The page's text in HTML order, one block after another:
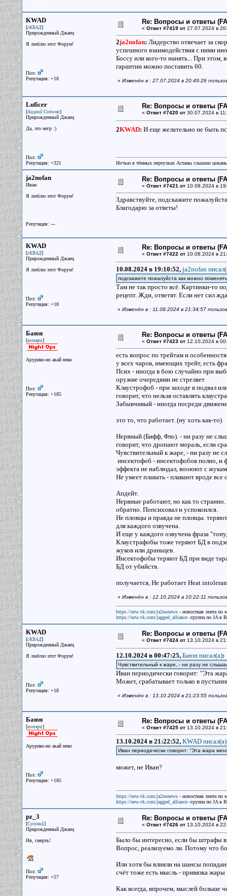
KWAD
[сКВАД]
Прирожденный Джаец
Я люблю этот Форум!
Пол:
Репутация: +18
Re: Вопросы и ответы
« Ответ #7419 от27.07.2024 в
2ja2nofan: Лидерство отвечает за
успешного взаимодействия с ними
Боссу или кого-то нанять... При этом,
гарантии можно поставить 60.
« Изменён в : 27.07.2024 в 20:49:26
Luficer
[Аццкий Сотона]
Прирожденный Джаец
Да, это негр :)
Пол:
Репутация: +321
Re: Вопросы и ответы
« Ответ #7420 от30.07.2024 в
2KWAD: И еще желательно не быть
Ночью в тёмных переулках Астаны слышно
ja2nofan
Иван
Я люблю этот Форум!
Репутация: ---
Re: Вопросы и ответы
« Ответ #7421 от10.08.2024 в
Здравствуйте, подскажите
Благодарю за ответы!
KWAD
[сКВАД]
Прирожденный Джаец
Я люблю этот Форум!
Пол:
Репутация: +18
Re: Вопросы и ответы
« Ответ #7422 от10.08.2024 в
10.08.2024 в 19:10:52, ja2nofan
подскажите пожалуйста как можно
Там не так просто всё. Картинки-то
рецепт. Жди, ответят. Если нет сил
« Изменён в : 11.08.2024 в 21:34:57
Баюн
[котяра]
Арурико-но акай неко
Пол:
Репутация: +185
Re: Вопросы и ответы
« Ответ #7423 от12.10.2024 в
есть вопрос по трейтам и
у всех чаров, имеющих трейт, есть
Псих - иногда в бою случайно при
оружие очередями не стреляет
Клаустрофоб - при заходе в подвал
говорит, что нельзя оставлять
Забывчивый - иногда посреди
это то, что работает. (ну хоть как-то)
Нервный (Бифф, Фло). - ни разу не
говорит, что дропают мораль, если
Чувствительный к жаре, - ни разу не
инсектофоб - инсектофобов полно, и
эффекта не наблюдал, вооюют с
Не умеет плавать - плавают вроде все
Апдейт.
Нервные работают, но как то
обратно. Попсиховал и успокоился.
Не пловцы и правда не пловцы.
для каждого озвучена.
И еще у каждого озвучена фраза
Клаустрафобы тоже теряют БД в
жуков или драньцев.
Инсектофобы теряют БД при виде
БД от убийств.
получается, Не работает Heat
« Изменён в : 12.10.2024 в 10:22:11
https://new.vk.com/ja2nonews- новостная лента по
https://new.vk.com/jagged_alliance-группа по JA в
KWAD
[сКВАД]
Прирожденный Джаец
Я люблю этот Форум!
Пол:
Репутация: +18
Re: Вопросы и ответы
« Ответ #7424 от13.10.2024 в
12.10.2024 в 00:47:25, Баюн писал(a):
Чувствительный к жаре, - ни разу не
Иван периодически говорит: "Эта
Может, срабатывает только в
« Изменён в : 13.10.2024 в 21:23:55
Баюн
[котяра]
Арурико-но акай неко
Пол:
Репутация: +185
Re: Вопросы и ответы
« Ответ #7425 от13.10.2024 в
13.10.2024 в 21:22:52, KWAD писал(a)
Иван периодически говорит: "Эта жара
может, не Иван?
https://new.vk.com/ja2nonews- новостная лента по
https://new.vk.com/jagged_alliance-группа по JA в
pz_3
[Сусаний]
Прирожденный Джаец
Ня, смерть!
Пол:
Репутация: +57
Re: Вопросы и ответы
« Ответ #7426 от13.10.2024 в
Было бы интересно, если бы штрафы
Вопрос, реализуемо ли. Потому что
Или хотя бы влияли на шансы
счёт тоже есть мысль - привязка
Как всегда, впрочем, мыслей больше